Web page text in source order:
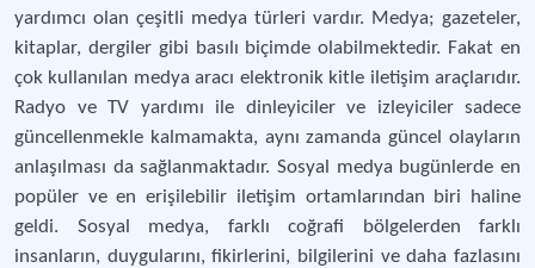
yardımcı olan çeşitli medya türleri vardır. Medya; gazeteler,
kitaplar, dergiler gibi basılı biçimde olabilmektedir. Fakat en
çok kullanılan medya aracı elektronik kitle iletişim araçlarıdır.
Radyo ve TV yardımı ile dinleyiciler ve izleyiciler sadece
güncellenmekle kalmamakta, aynı zamanda güncel olayların
anlaşılması da sağlanmaktadır. Sosyal medya bugünlerde en
popüler ve en erişilebilir iletişim ortamlarından biri haline
geldi. Sosyal medya, farklı coğrafi bölgelerden farklı
insanların, duygularını, fikirlerini, bilgilerini ve daha fazlasını